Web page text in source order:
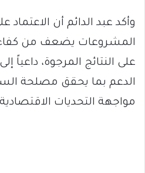
وأكد عبد الدائم أن
المشروعات يضعف من كفاءة
على النتائج المرجوة، داعياً
الدعم بما يحقق مصلحة
مواجهة التحديات الاقتصادية